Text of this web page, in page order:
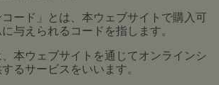
コード」とは、本ウェブサイトで購入可
与えられるコードを指します。
、本ウェブサイトを通じてオンラインシ
るサービスをいいます。